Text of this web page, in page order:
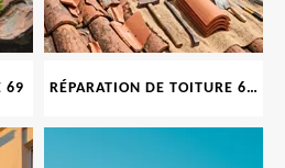
69 RÉPARATION DE TOITURE 69 RHONE, TUILES CASSÉES OU ABIMÉES